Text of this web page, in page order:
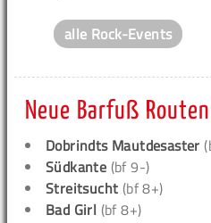
alle Rock-Events
Neue Barfuß Routen
Dobrindts Mautdesaster
Südkante (bf 9-)
Streitsucht (bf 8+)
Bad Girl (bf 8+)